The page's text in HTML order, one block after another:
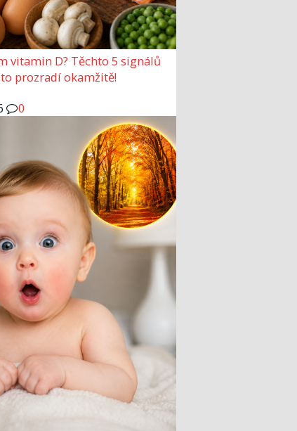
vitamin D? Těchto 5 signálů
prozradí okamžitě!
0